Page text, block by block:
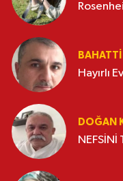
Hayırlı
DOĞAN
NEFSİNİ